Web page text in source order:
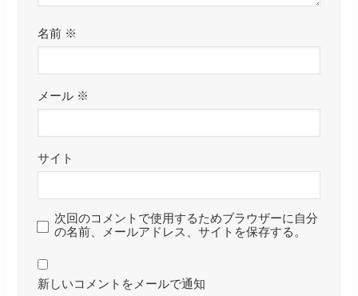
名前 ※
メール ※
サイト
次回のコメントで使用するためブラウザーに自分
の名前、メールアドレス、サイトを保存する。
新しいコメントをメールで通知